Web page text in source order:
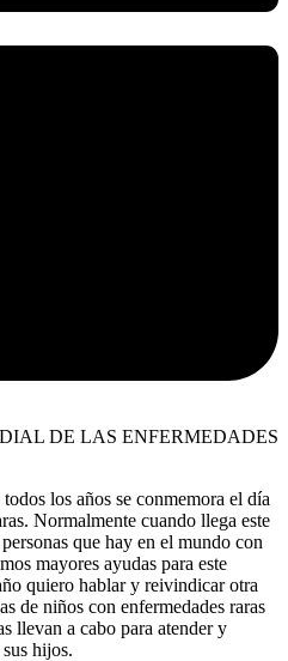
DE LAS ENFERMEDADES
los años se conmemora el día
Normalmente cuando llega este
que hay en el mundo con
mayores ayudas para este
quiero hablar y reivindicar otra
de niños con enfermedades raras
llevan a cabo para atender y
hijos.